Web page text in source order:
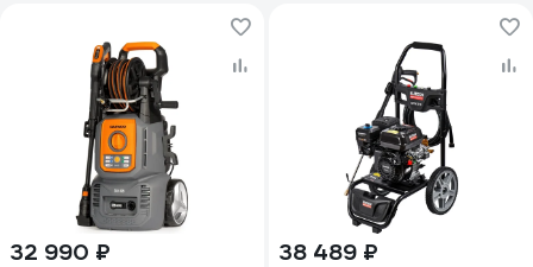
32 990 ₽ 38 489 ₽